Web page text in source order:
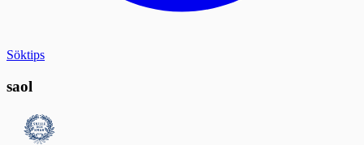
Söktips
saol